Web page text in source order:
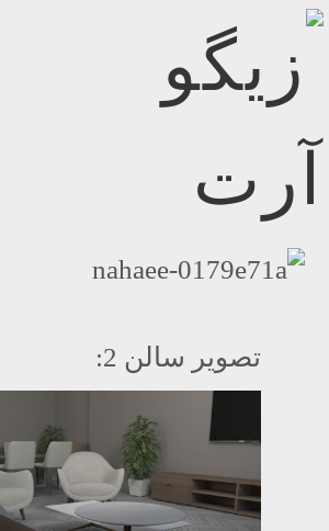
تصویر سالن 2: